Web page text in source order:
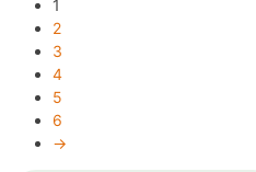
1
2
3
4
5
6
→